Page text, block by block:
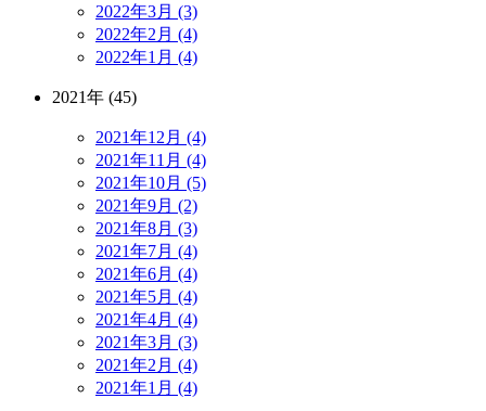
2022年3月 (3)
2022年2月 (4)
2022年1月 (4)
2021年 (45)
2021年12月 (4)
2021年11月 (4)
2021年10月 (5)
2021年9月 (2)
2021年8月 (3)
2021年7月 (4)
2021年6月 (4)
2021年5月 (4)
2021年4月 (4)
2021年3月 (3)
2021年2月 (4)
2021年1月 (4)